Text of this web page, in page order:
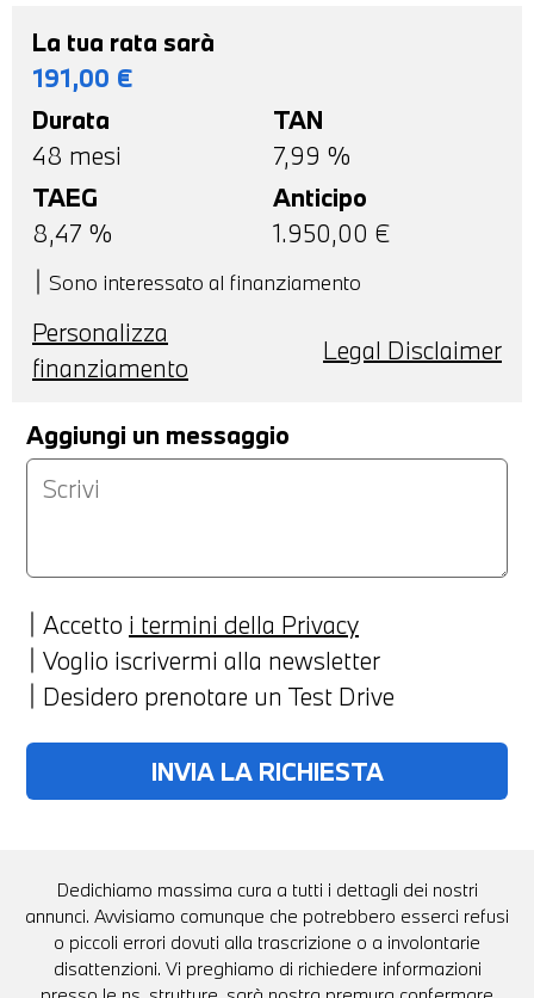
La tua rata sarà
191,00 €
Durata
48 mesi
TAN
7,99 %
TAEG
8,47 %
Anticipo
1.950,00 €
Sono interessato al finanziamento
Personalizza
finanziamento
Legal Disclaimer
Aggiungi un messaggio
Accetto i termini della Privacy
Voglio iscrivermi alla newsletter
Desidero prenotare un Test Drive
Dedichiamo massima cura a tutti i dettagli dei nostri
annunci. Avvisiamo comunque che potrebbero esserci refusi
o piccoli errori dovuti alla trascrizione o a involontarie
disattenzioni. Vi preghiamo di richiedere informazioni